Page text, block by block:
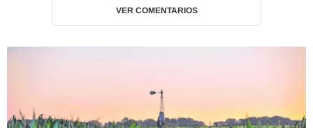
VER COMENTARIOS